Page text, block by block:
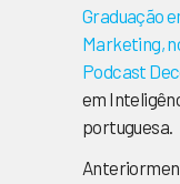
Graduação
Marketing,
Podcast
em
portuguesa.